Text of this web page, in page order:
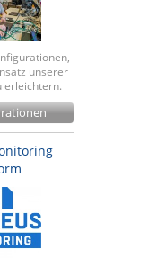
unserer
erleichtern.